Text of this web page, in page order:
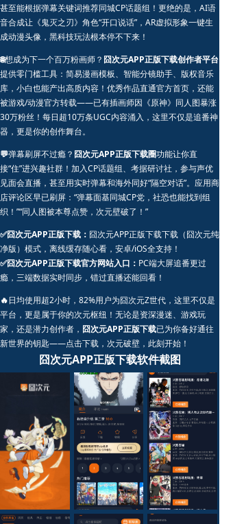
囧次元APP正版下载软件截图
甚至能根据弹幕关键词推荐同城CP话题组！更绝的是，AI语
音合成让《鬼灭之刃》角色“开口说话”，AR虚拟形象一键生
成动漫头像，黑科技玩法根本停不下来！
🌐想成为下一个百万粉画师？ 囧次元APP正版下载创作者平台
提供零门槛工具：简易漫画模板、智能分镜助手、版权音乐
库，小白也能产出高质内容！优秀作品直通官方首页，还能
被游戏/动漫官方转载——已有插画师因《原神》同人图暴涨
30万粉丝！每日超10万条UGC内容涌入，这里不仅是追番神
器，更是你的创作舞台。
💬弹幕刷屏不过瘾？ 囧次元APP正版下载圈功能让你直
接“住”进兴趣社群！加入CP话题组、考据研讨社，参与声优
见面会直播，甚至用实时弹幕和海外同好“隔空对话”。应用商
店评论区早已刷屏：“弹幕面基同城CP党，社恐也能找到组
织！”“同人图被本尊点赞，次元壁破了！”
✅囧次元APP正版下载： 囧次元APP正版下载下载（囧次元纯
净版）模式，离线缓存随心看，安卓/iOS全支持！
✅囧次元APP正版下载官方网站入口： PC端大屏追番更过
瘾，三端数据实时同步，错过直播还能回看！
🔥日均使用超2小时，82%用户为囧次元Z世代，这里不仅是
平台，更是属于你的次元枢纽！无论是资深漫迷、游戏玩
家，还是潜力创作者， 囧次元APP正版下载已为你备好通往
新世界的钥匙——点击下载，次元破壁，此刻开始！